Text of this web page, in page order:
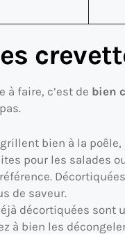
faire, c’est de bien
bien à la
pour les salades
de saveur.
décortiquées sont
à bien les